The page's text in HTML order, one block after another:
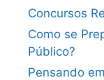
Concursos
Como se
Público?
Pensando